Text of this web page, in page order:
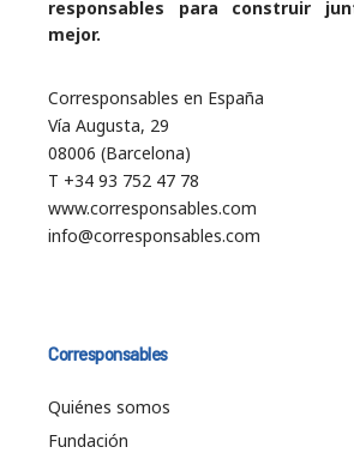
responsables para construir
mejor.
Corresponsables en España
Vía Augusta, 29
08006 (Barcelona)
T +34 93 752 47 78
www.corresponsables.com
info@corresponsables.com
Corresponsables
Quiénes somos
Fundación